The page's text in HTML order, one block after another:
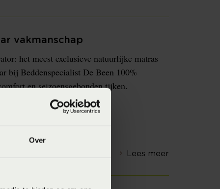
Over
vakmanschap
het meest exclusieve natuurlijke matras
bij Beddenspecialist De Been 100%
en seizoensgebonden tijken.
Lees meer